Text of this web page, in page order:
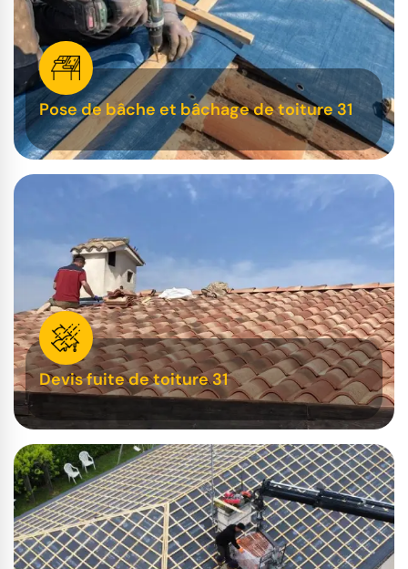
Pose de bâche et bâchage de toiture 31
Devis fuite de toiture 31